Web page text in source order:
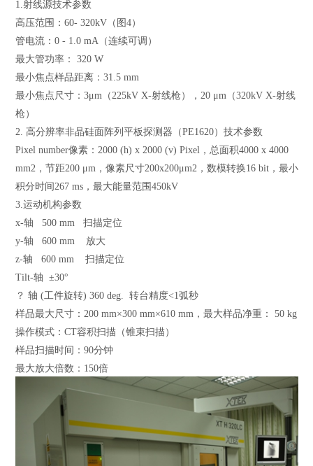
1.射线源技术参数
高压范围 ：60- 320kV（ 图 4）
管电流： 0 - 1.0 mA（连续可调）
最大管功率： 320 W
最小焦点样品距离：31.5 mm
最小焦点尺寸： 3μm（225kV X-射线枪），20 μm（320kV X-射线
枪）
2. 高分辨率非晶硅面阵列平板探测器（PE1620）技术参数
Pixel number像素：2000(h) x 2000 (v) Pixel，总面积4000x 4000
mm2， 节距200μm， 像素尺寸200x200μm2， 数模转换16 bit， 最小
积分时间267 ms，最大能量范围450kV
3.运动机构参数
x-轴 500 mm 扫描定位
y-轴 600 mm 放大
z-轴 600 mm 扫描定位
Tilt-轴 ±30°
？ 轴 (工件旋转) 360 deg. 转台精度<1弧秒
样品最大尺寸：200 mm×300 mm×610 mm，最大样品净重： 50 kg
操作模式： CT容积扫描（锥束扫描）
样品扫描时间：90分钟
最大放大倍数： 150倍